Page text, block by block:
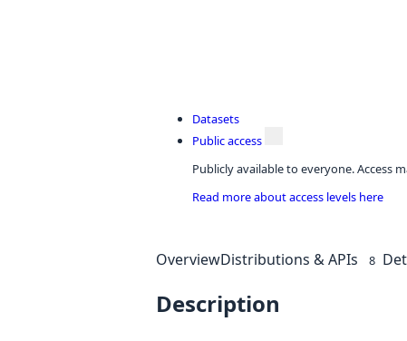
Datasets
Public access
Publicly available to everyone. Access
Read more about access levels here
OverviewDistributions & APIs 8
Description